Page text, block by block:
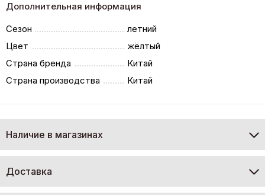
Дополнительная информация
Сезон
летний
Цвет
жёлтый
Страна бренда
Китай
Страна производства
Китай
Наличие в магазинах
Доставка